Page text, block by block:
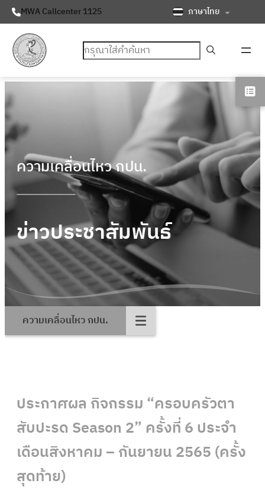
MWA Callcenter 1125 ภาษาไทย
ค้นหา
ความเคลื่อนไหว กปน.
ข่าวประชาสัมพันธ์
ความเคลื่อนไหว กปน.
ประกาศผล กิจกรรม “ครอบครัวตา
สับปะรด Season 2” ครั้งที่ 6 ประจำ
เดือนสิงหาคม – กันยายน 2565 (ครั้ง
สุดท้าย)